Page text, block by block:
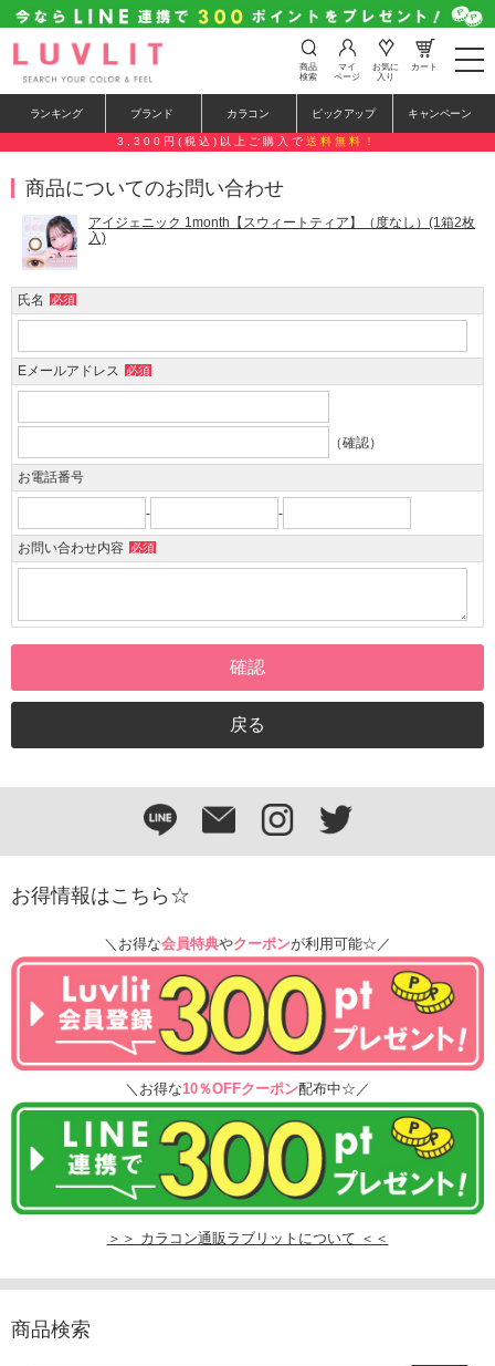
t
o
e
n
g
o
商品
検索
マイ
ページ
お気に
入り
カート
ランキング ブランド カラコン ピックアップ キャンペーン
3,300円(税込)以上ご購入で 送料無料！
商品についてのお問い合わせ
アイジェニック 1month【スウィートティア】（度なし）(1箱2枚
入)
氏名 必須
Eメールアドレス 必須
（確認）
お電話番号
- -
お問い合わせ内容 必須
お得情報はこちら☆
＼お得な会員特典やクーポンが利用可能☆／
＼お得な10％OFFクーポン配布中☆／
＞＞ カラコン通販ラブリットについて ＜＜
商品検索